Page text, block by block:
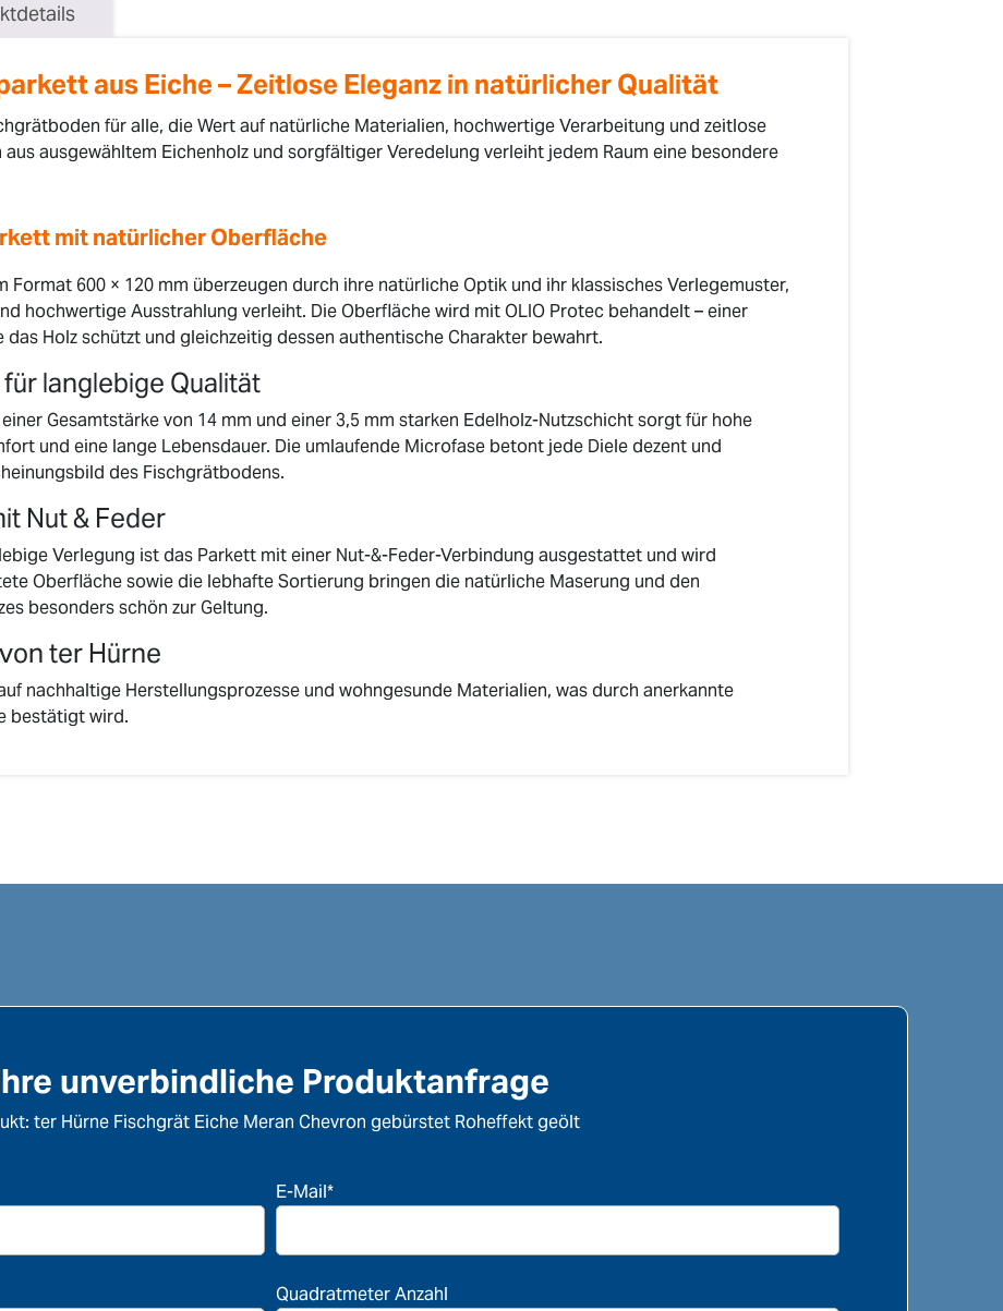
aus Eiche – Zeitlose Eleganz in natürlicher Qualität
für alle, die Wert auf natürliche Materialien, hochwertige Verarbeitung und zeitlose
ausgewähltem Eichenholz und sorgfältiger Veredelung verleiht jedem Raum eine besondere
mit natürlicher Oberfläche
Format 600 × 120 mm überzeugen durch ihre natürliche Optik und ihr klassisches Verlegemuster,
hochwertige Ausstrahlung verleiht. Die Oberfläche wird mit OLIO Protec behandelt – einer
Holz schützt und gleichzeitig dessen authentische Charakter bewahrt.
langlebige Qualität
Gesamtstärke von 14 mm und einer 3,5 mm starken Edelholz-Nutzschicht sorgt für hohe
und eine lange Lebensdauer. Die umlaufende Microfase betont jede Diele dezent und
des Fischgrätbodens.
Nut & Feder
Verlegung ist das Parkett mit einer Nut-&-Feder-Verbindung ausgestattet und wird
Oberfläche sowie die lebhafte Sortierung bringen die natürliche Maserung und den
besonders schön zur Geltung.
ter Hürne
nachhaltige Herstellungsprozesse und wohngesunde Materialien, was durch anerkannte
bestätigt wird.
unverbindliche Produktanfrage
ter Hürne Fischgrät Eiche Meran Chevron gebürstet Roheffekt geölt
E-Mail*
Quadratmeter Anzahl